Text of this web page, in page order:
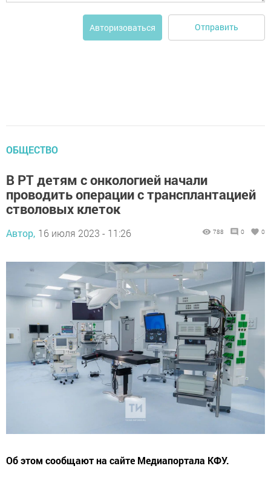
Авторизоваться Отправить
ОБЩЕСТВО
В РТ детям с онкологией начали
проводить операции с трансплантацией
стволовых клеток
Автор, 16 июля 2023 - 11:26 788 0 0
Об этом сообщают на сайте Медиапортала КФУ.